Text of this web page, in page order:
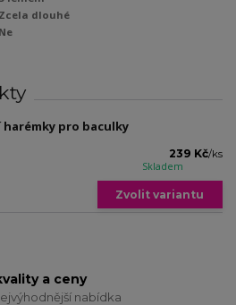
Zcela dlouhé
Ne
pro baculky
239 Kč/ks
Skladem
Zvolit variantu
a ceny
nabídka